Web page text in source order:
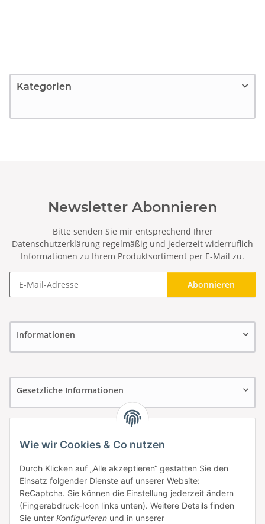
Wie wir Cookies & Co nutzen
Durch Klicken auf „Alle akzeptieren“ gestatten Sie den
Einsatz folgender Dienste auf unserer Website:
ReCaptcha. Sie können die Einstellung jederzeit ändern
(Fingerabdruck-Icon links unten). Weitere Details finden
Sie unter Konfigurieren und in unserer
Kategorien
Newsletter Abonnieren
Bitte senden Sie mir entsprechend Ihrer
Datenschutzerklärung regelmäßig und jederzeit widerruflich
Informationen zu Ihrem Produktsortiment per E-Mail zu.
Abonnieren
Informationen
Gesetzliche Informationen